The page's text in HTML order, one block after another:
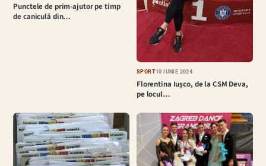
Punctele de prim-ajutor pe timp
de caniculă din…
SPORT10 IUNIE 2024
Florentina Iușco, de la CSM Deva,
pe locul…